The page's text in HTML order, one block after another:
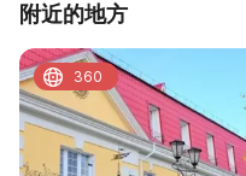
附近的地方
360